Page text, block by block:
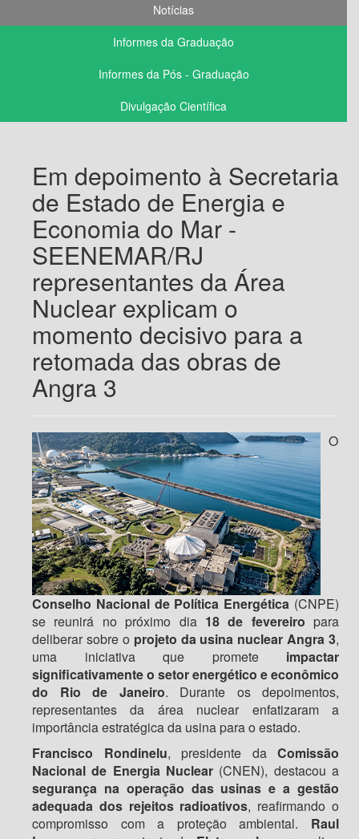
Notícias
Informes da Graduação
Informes da Pós - Graduação
Divulgação Científica
Em depoimento à Secretaria
de Estado de Energia e
Economia do Mar -
SEENEMAR/RJ
representantes da Área
Nuclear explicam o
momento decisivo para a
retomada das obras de
Angra 3
O
Conselho Nacional de Política Energética (CNPE)
se reunirá no próximo dia18 de fevereiro para
deliberar sobre o projeto da usina nuclear Angra 3,
uma iniciativa que promete impactar
significativamente o setor energético e econômico
do Rio de Janeiro. Durante os depoimentos,
representantes da área nuclear enfatizaram a
importância estratégica da usina para o estado.
Francisco Rondinelu, presidente da Comissão
Nacional de Energia Nuclear (CNEN), destacou a
segurança na operação das usinas e a gestão
adequada dos rejeitos radioativos, reafirmando o
compromisso com a proteção ambiental. Raul